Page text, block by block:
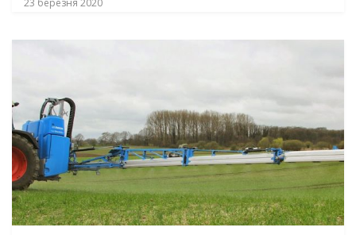
23 березня 2020